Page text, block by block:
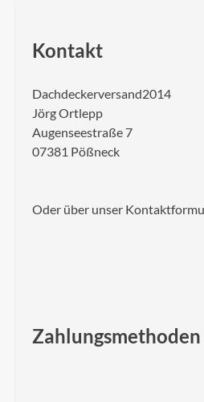
Kontakt
Dachdeckerversand2014
Jörg Ortlepp
Augenseestraße 7
07381 Pößneck
Oder über unser
Zahlungsmethoden